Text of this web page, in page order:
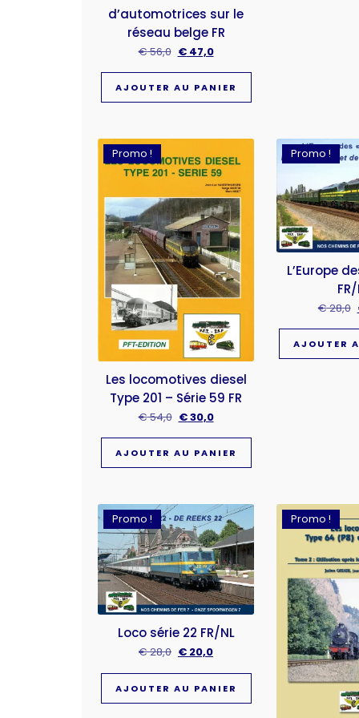
d’automotrices sur le
réseau belge FR
€56,0 €47,0
AJOUTER AU PANIER
Promo !
Les locomotives diesel
Type 201 – Série 59 FR
€54,0 €30,0
AJOUTER AU PANIER
Promo !
L’Europe
€28,0
AJOUTER
Promo !
Loco série 22 FR/NL
€28,0 € 20,0
AJOUTER AU PANIER
Promo !